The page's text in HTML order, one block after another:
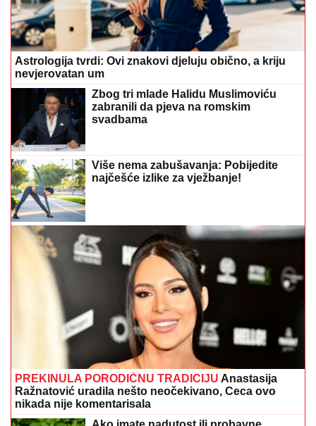
Astrologija tvrdi: Ovi znakovi djeluju obično, a kriju
nevjerovatan um
Zbog tri mlade Halidu Muslimoviću
zabranili da pjeva na romskim
svadbama
Više nema zabušavanja: Pobijedite
najčešće izlike za vježbanje!
PREKINULA PORODIČNU TRADICIJU Anastasija
Ražnatović uradila nešto neočekivano, Ceca ovo
nikada nije komentarisala